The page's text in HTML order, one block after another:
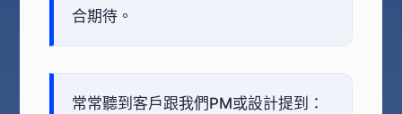
合期待。
常常聽到客戶跟我們PM或設計提到：